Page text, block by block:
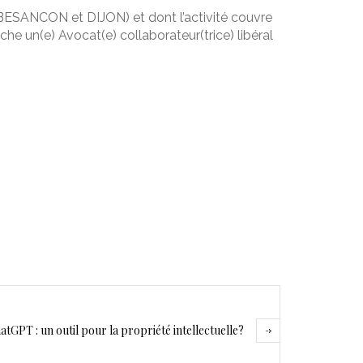
et DIJON) et dont l’activité couvre
un(e) Avocat(e) collaborateur(trice) libéral
: un outil pour la propriété intellectuelle?